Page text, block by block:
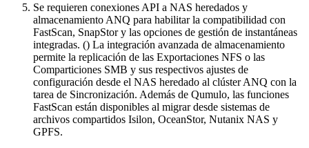
Se requieren conexiones API a NAS heredados y
almacenamiento ANQ para habilitar la compatibilidad con
FastScan, SnapStor y las opciones de gestión de instantáneas
integradas. () La integración avanzada de almacenamiento
permite la replicación de las Exportaciones NFS o las
Comparticiones SMB y sus respectivos ajustes de
configuración desde el NAS heredado al clúster ANQ con la
tarea de Sincronización. Además de Qumulo, las funciones
FastScan están disponibles al migrar desde sistemas de
archivos compartidos Isilon, OceanStor, Nutanix NAS y
GPFS.